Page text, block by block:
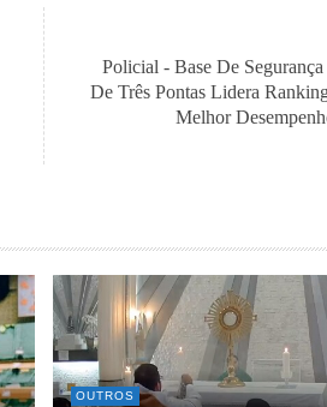
Policial - Base De
De Três Pontas Lidera
Melhor
OUTROS